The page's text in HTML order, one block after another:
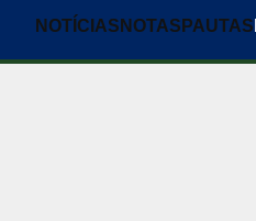
NOTÍCIAS NOTAS PAUTAS